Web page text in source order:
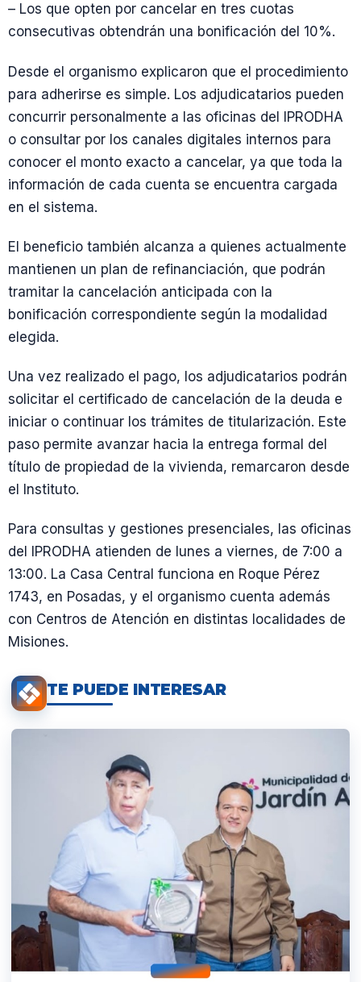
– Los que opten por cancelar en tres cuotas
consecutivas obtendrán una bonificación del 10%.
Desde el organismo explicaron que el procedimiento
para adherirse es simple. Los adjudicatarios pueden
concurrir personalmente a las oficinas del IPRODHA
o consultar por los canales digitales internos para
conocer el monto exacto a cancelar, ya que toda la
información de cada cuenta se encuentra cargada
en el sistema.
El beneficio también alcanza a quienes actualmente
mantienen un plan de refinanciación, que podrán
tramitar la cancelación anticipada con la
bonificación correspondiente según la modalidad
elegida.
Una vez realizado el pago, los adjudicatarios podrán
solicitar el certificado de cancelación de la deuda e
iniciar o continuar los trámites de titularización. Este
paso permite avanzar hacia la entrega formal del
título de propiedad de la vivienda, remarcaron desde
el Instituto.
Para consultas y gestiones presenciales, las oficinas
del IPRODHA atienden de lunes a viernes, de 7:00 a
13:00. La Casa Central funciona en Roque Pérez
1743, en Posadas, y el organismo cuenta además
con Centros de Atención en distintas localidades de
Misiones.
TE PUEDE INTERESAR